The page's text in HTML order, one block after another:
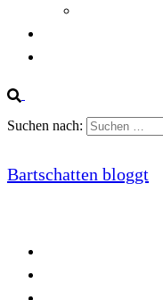
Suchen nach:
Bartschatten bloggt